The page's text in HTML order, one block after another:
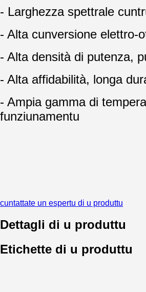
- Larghezza spettrale
- Alta cunversione elettro-
- Alta densità di putenza,
- Alta affidabilità, longa
- Ampia gamma di
funziunamentu
cuntattate un espertu di u produttu
Dettagli di u produttu
Etichette di u produttu